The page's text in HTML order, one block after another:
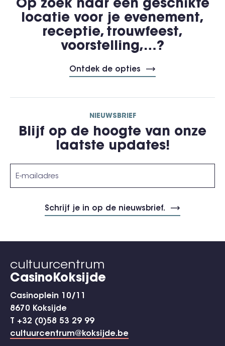
Op zoek naar een geschikte
locatie voor je evenement,
receptie, trouwfeest,
voorstelling,…?
Ontdek de opties
NIEUWSBRIEF
Blijf op de hoogte van onze
laatste updates!
cultuurcentrum
CasinoKoksijde
Casinoplein 10/11
8670 Koksijde
T +32 (0)58 53 29 99
cultuurcentrum@koksijde.be